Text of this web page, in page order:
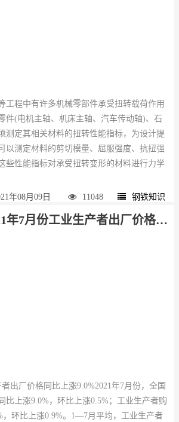
工程中有许多机械零部件承受扭转载荷作用
件(电机主轴、机床主轴、汽车传动轴)、石
测定其相关材料的扭转性能指标，为设计提
以测定材料的剪切模量、屈服强度、抗扭强
些性能指标对承受扭转变形的材料进行力学
年08月09日 11048 钢铁知识
份工业生产者出厂价格同比上涨9.0%
出厂价格同比上涨9.0%2021年7月份，全国
比上涨9.0%，环比上涨0.5%；工业生产者购
，环比上涨0.9%。1—7月平均，工业生产者